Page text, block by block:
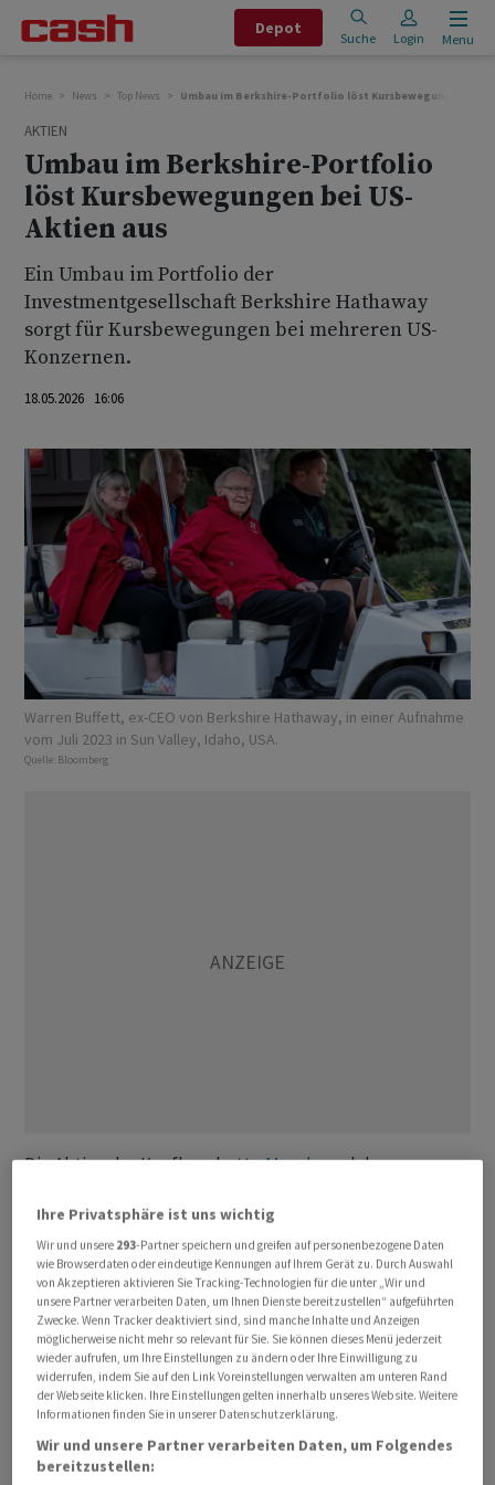
Depot
Suche Login Menu
Home News Top News Umbau im Berkshire-Portfolio löst Kursbewegungen bei
AKTIEN
Umbau im Berkshire-Portfolio
löst Kursbewegungen bei US-
Aktien aus
Ein Umbau im Portfolio der
Investmentgesellschaft Berkshire Hathaway
sorgt ‌für Kursbewegungen ⁠bei mehreren US-
Konzernen.
18.05.2026 16:06
Warren Buffett, ex-CEO von Berkshire Hathaway, in einer Aufnahme
vom Juli 2023 in Sun Valley, Idaho, USA.
Quelle: Bloomberg
Die Aktien der KaufhausketteMacy's⁠und der
5,6 und 2,5 ‌Prozent zu, während die Papiere ​des
KrankenversicherersUnitedHealthum drei Prozent
nachgaben. Die am Freitag nach Börsenschluss
bekanntgegebenen Umschichtungen im ersten Quartal
hängen mit der Beförderung von Greg ‌Abel zum
Nachfolger des Starinvestors Warren Buffett als
Vorstandschef vonBerkshirezusammen.
Berkshiremeldete eine neue ​Beteiligung anDeltaim
Wert ​von 2,65 Milliarden Dollar und ​einen kleineren
Ihre Privatsphäre ist uns wichtig
Wir und unsere 293-Partner speichern und greifen auf personenbezogene Daten
wie Browserdaten oder eindeutige Kennungen auf Ihrem Gerät zu. Durch Auswahl
von Akzeptieren aktivieren Sie Tracking-Technologien für die unter „Wir und
unsere Partner verarbeiten Daten, um Ihnen Dienste bereitzustellen“ aufgeführten
Zwecke. Wenn Tracker deaktiviert sind, sind manche Inhalte und Anzeigen
möglicherweise nicht mehr so relevant für Sie. Sie können dieses Menü jederzeit
wieder aufrufen, um Ihre Einstellungen zu ändern oder Ihre Einwilligung zu
widerrufen, indem Sie auf den Link Voreinstellungen verwalten am unteren Rand
der Webseite klicken. Ihre Einstellungen gelten innerhalb unseres Website. Weitere
Informationen finden Sie in unserer Datenschutzerklärung.
Wir und unsere Partner verarbeiten Daten, um Folgendes
bereitzustellen: